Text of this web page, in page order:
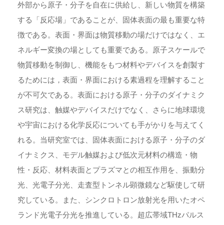
外部から原子・分子を自在に供給し、新しい物質を構築
する「反応場」であることが、固体表面の最も重要な特
徴である。表面・界面は物質移動の場だけではなく、エ
ネルギー変換の場としても重要である。原子スケールで
物質移動を制御し、機能をもつ材料やデバイスを創製す
るためには，表面・界面における素過程を理解すること
が不可欠である。表面における原子・分子のダイナミク
ス研究は、触媒やデバイスだけでなく、さらに地球環境
や宇宙における化学反応についても手がかりを与えてく
れる。当研究室では、固体表面における原子・分子のダ
イナミクス、モデル触媒および低次元材料の構造・物
性・反応、材料表面とプラズマとの相互作用を、振動分
光、光電子分光、走査型トンネル顕微鏡など駆使して研
究している。また、シンクロトロン放射光を用いたオペ
ランド光電子分光を推進している。超広帯域THzパルス